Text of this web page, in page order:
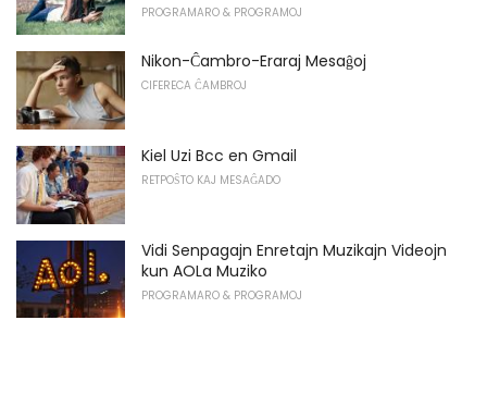
PROGRAMARO & PROGRAMOJ
Nikon-Ĉambro-Eraraj Mesaĝoj
CIFERECA ĈAMBROJ
Kiel Uzi Bcc en Gmail
RETPOŜTO KAJ MESAĜADO
Vidi Senpagajn Enretajn Muzikajn Videojn
kun AOLa Muziko
PROGRAMARO & PROGRAMOJ